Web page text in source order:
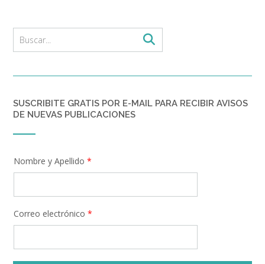
SUSCRIBITE GRATIS POR E-MAIL PARA RECIBIR AVISOS
DE NUEVAS PUBLICACIONES
Nombre y Apellido *
Correo electrónico *